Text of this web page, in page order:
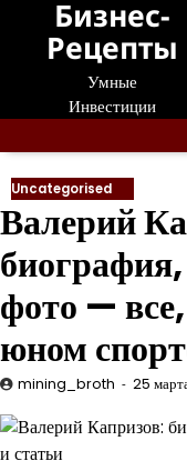
Перейти
содержанию
Бизнес-
Рецепты
Умные
Инвестиции
Uncategorised
Валерий
фото —
юном
mining_broth 25